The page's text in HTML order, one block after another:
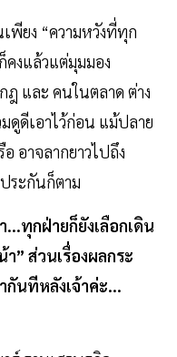
พียง “ความหวังที่ทุก
งแล้วแต่มุมมอง
ฎ และ คนในตลาด ต่าง
ดีเอาไว้ก่อน แม้ปลาย
อาจลากยาวไปถึง
ระกันก็ตาม
...ทุกฝ่ายก็ยังเลือกเดิน
” ส่วนเรื่องผลกระ
กันทีหลังเจ้าค่ะ...